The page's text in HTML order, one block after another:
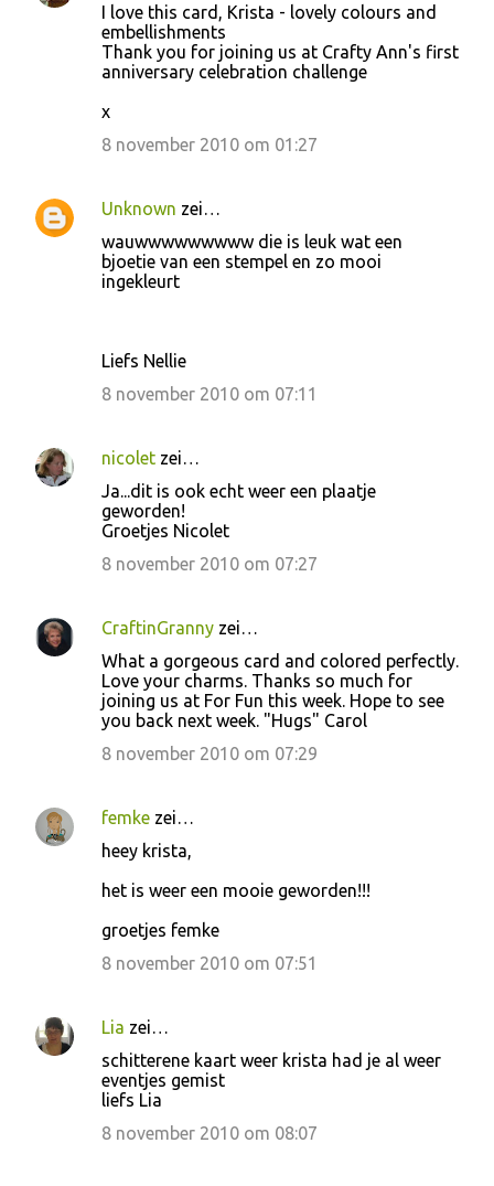
I love this card, Krista - lovely colours and
embellishments
Thank you for joining us at Crafty Ann's first
anniversary celebration challenge
x
8 november 2010 om 01:27
Unknown zei…
wauwwwwwwwww die is leuk wat een
bjoetie van een stempel en zo mooi
ingekleurt
Liefs Nellie
8 november 2010 om 07:11
nicolet zei…
Ja...dit is ook echt weer een plaatje
geworden!
Groetjes Nicolet
8 november 2010 om 07:27
CraftinGranny zei…
What a gorgeous card and colored perfectly.
Love your charms. Thanks so much for
joining us at For Fun this week. Hope to see
you back next week. "Hugs" Carol
8 november 2010 om 07:29
femke zei…
heey krista,
het is weer een mooie geworden!!!
groetjes femke
8 november 2010 om 07:51
Lia zei…
schitterene kaart weer krista had je al weer
eventjes gemist
liefs Lia
8 november 2010 om 08:07